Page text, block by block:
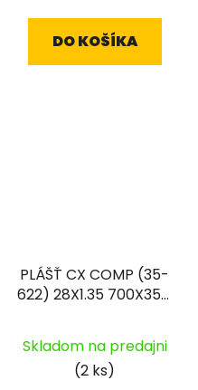
DO KOŠÍKA
PLÁŠŤ CX COMP (35-
622) 28X1.35 700X35C
Skladom na predajni
(2 ks)